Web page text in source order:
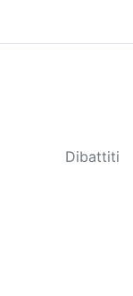
Dibattiti